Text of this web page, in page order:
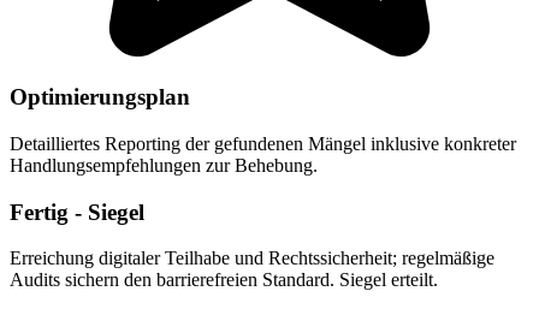
Optimierungsplan
Detailliertes Reporting der gefundenen Mängel inklusive konkreter
Handlungsempfehlungen zur Behebung.
Fertig - Siegel
Erreichung digitaler Teilhabe und Rechtssicherheit; regelmäßige
Audits sichern den barrierefreien Standard. Siegel erteilt.